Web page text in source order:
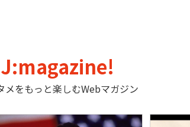
J:magazine!
メをもっと楽しむWebマガジン